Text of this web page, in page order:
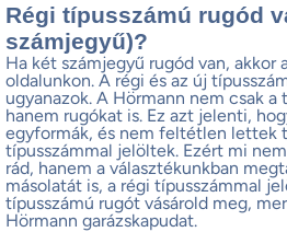
Régi típusszámú rugód
számjegyű)?
Ha két számjegyű rugód van, akkor
oldalunkon. A régi és az új
ugyanazok. A Hörmann nem csak
hanem rugókat is. Ez azt jelenti,
egyformák, és nem feltétlen lettek
típusszámmal jelöltek. Ezért mi
rád, hanem a választékunkban
másolatát is, a régi típusszámmal
típusszámú rugót vásárold meg,
Hörmann garázskapudat.